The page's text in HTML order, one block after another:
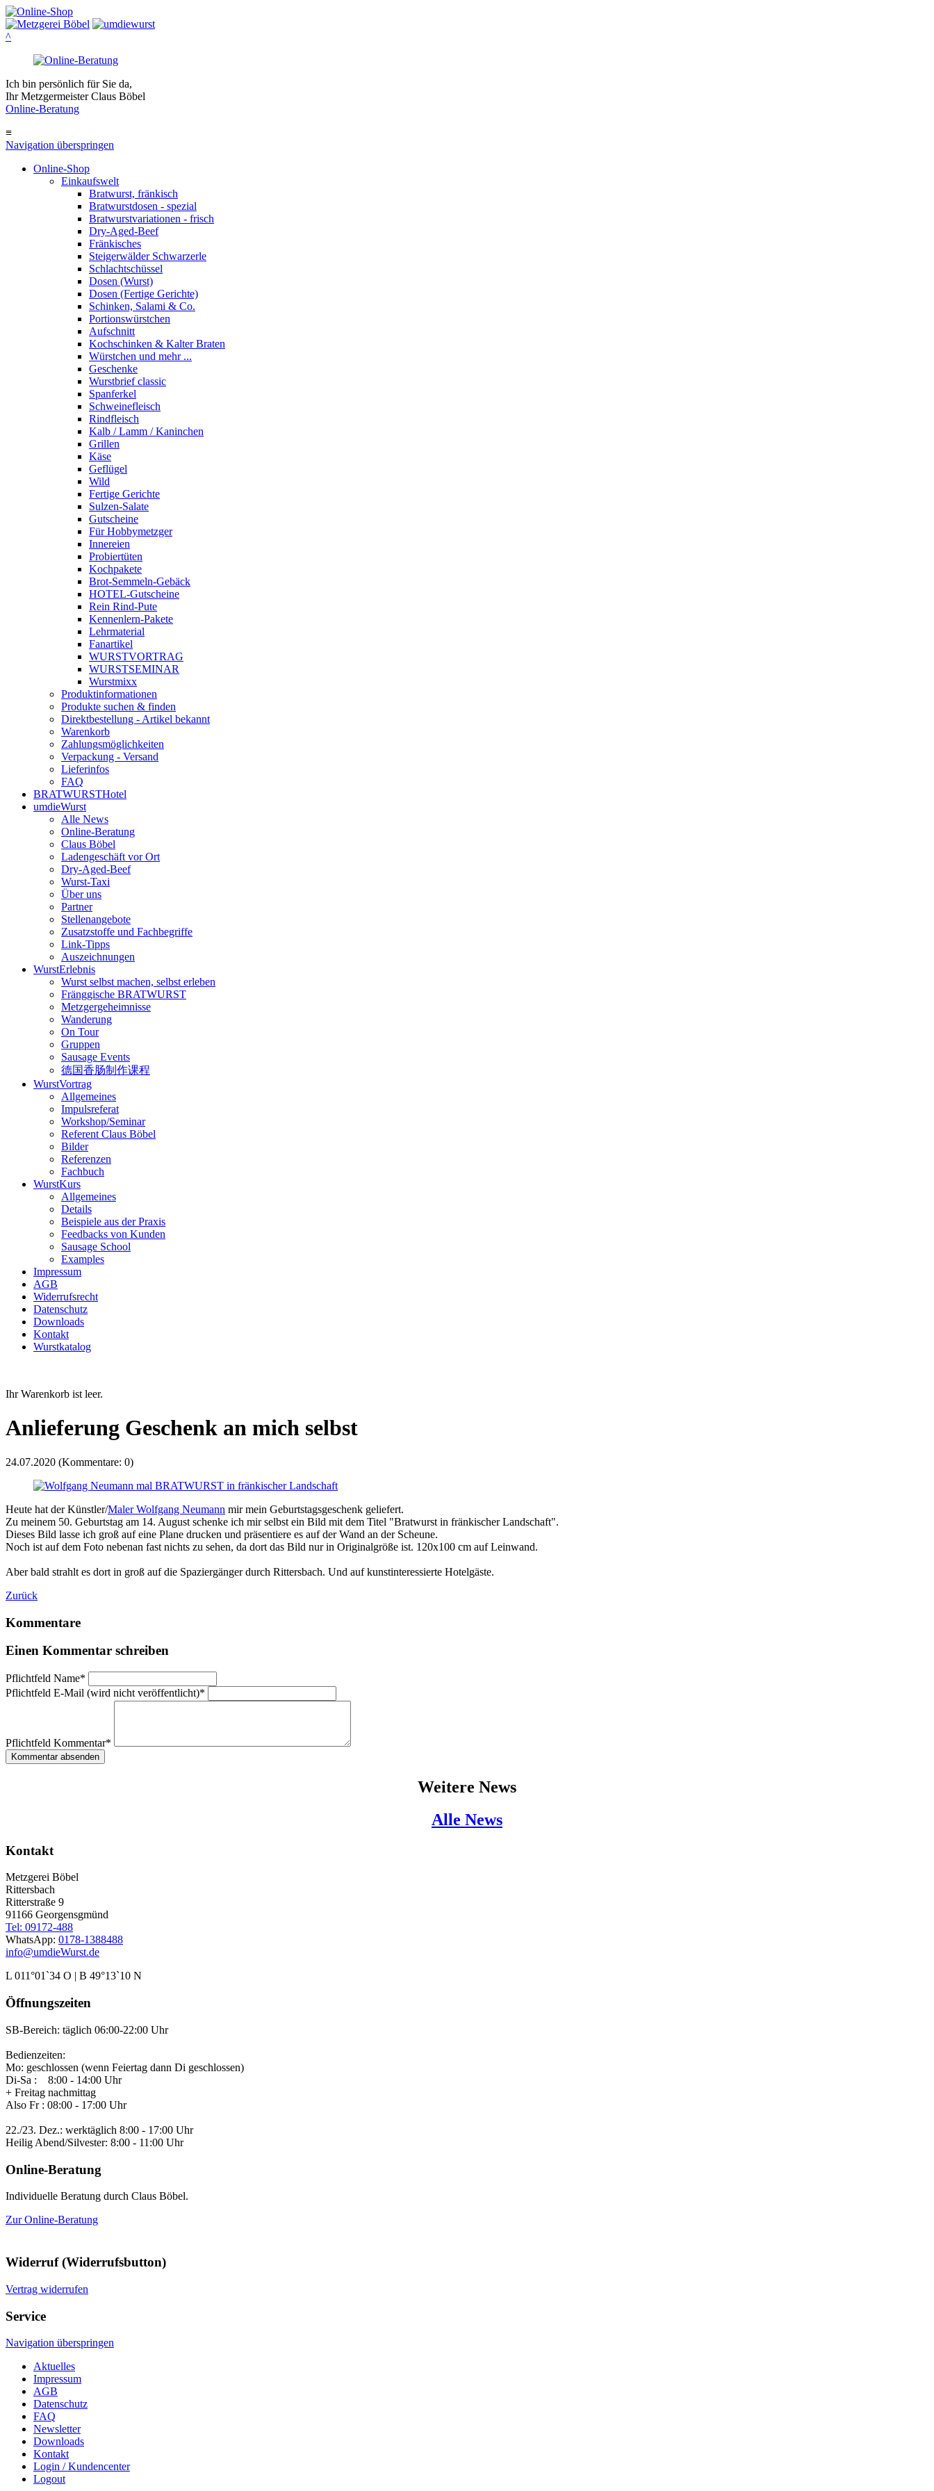
^
Ich bin persönlich für Sie da,
Ihr Metzgermeister Claus Böbel
Online-Beratung
≡
Navigation überspringen
Online-Shop
Einkaufswelt
Bratwurst, fränkisch
Bratwurst­dosen - spezial
Bratwurst­variationen - frisch
Dry-Aged-Beef
Fränkisches
Steigerwälder Schwarzerle
Schlacht­schüssel
Dosen (Wurst)
Dosen (Fertige Gerichte)
Schinken, Salami & Co.
Portions­würstchen
Aufschnitt
Kochschinken & Kalter Braten
Würstchen und mehr ...
Geschenke
Wurstbrief classic
Spanferkel
Schweine­fleisch
Rindfleisch
Kalb / Lamm / Kaninchen
Grillen
Käse
Geflügel
Wild
Fertige Gerichte
Sulzen-Salate
Gutscheine
Für Hobbymetzger
Innereien
Probiertüten
Kochpakete
Brot-Semmeln-Gebäck
HOTEL-Gutscheine
Rein Rind-Pute
Kennenlern-Pakete
Lehrmaterial
Fanartikel
WURST­VORTRAG
WURST­SEMINAR
Wurstmixx
Produktinformationen
Produkte suchen & finden
Direktbestellung - Artikel bekannt
Warenkorb
Zahlungsmöglichkeiten
Verpackung - Versand
Lieferinfos
FAQ
BRATWURSTHotel
umdieWurst
Alle News
Online-Beratung
Claus Böbel
Ladengeschäft vor Ort
Dry-Aged-Beef
Wurst-Taxi
Über uns
Partner
Stellenangebote
Zusatzstoffe und Fachbegriffe
Link-Tipps
Auszeichnungen
WurstErlebnis
Wurst selbst machen, selbst erleben
Fränggische BRATWURST
Metzgergeheimnisse
Wanderung
On Tour
Gruppen
Sausage Events
德国香肠制作课程
WurstVortrag
Allgemeines
Impulsreferat
Workshop/Seminar
Referent Claus Böbel
Bilder
Referenzen
Fachbuch
WurstKurs
Allgemeines
Details
Beispiele aus der Praxis
Feedbacks von Kunden
Sausage School
Examples
Impressum
AGB
Widerrufsrecht
Datenschutz
Downloads
Kontakt
Wurstkatalog
Ihr Warenkorb ist leer.
Anlieferung Geschenk an mich selbst
24.07.2020 (Kommentare: 0)
Heute hat der Künstler/Maler Wolfgang Neumann mir mein Geburtstagsgeschenk geliefert.
Zu meinem 50. Geburtstag am 14. August schenke ich mir selbst ein Bild mit dem Titel "Bratwurst in fränkischer Landschaft".
Dieses Bild lasse ich groß auf eine Plane drucken und präsentiere es auf der Wand an der Scheune.
Noch ist auf dem Foto nebenan fast nichts zu sehen, da dort das Bild nur in Originalgröße ist. 120x100 cm auf Leinwand.
Aber bald strahlt es dort in groß auf die Spaziergänger durch Rittersbach. Und auf kunstinteressierte Hotelgäste.
Zurück
Kommentare
Einen Kommentar schreiben
Pflichtfeld Name*
Pflichtfeld E-Mail (wird nicht veröffentlicht)*
Pflichtfeld Kommentar*
Kommentar absenden
Weitere News
Alle News
Kontakt
Metzgerei Böbel
Rittersbach
Ritterstraße 9
91166 Georgensgmünd
Tel: 09172-488
WhatsApp: 0178-1388488
info@umdieWurst.de
L 011°01`34 O | B 49°13`10 N
Öffnungszeiten
SB-Bereich: täglich 06:00-22:00 Uhr
Bedienzeiten:
Mo: geschlossen (wenn Feiertag dann Di geschlossen)
Di-Sa : 8:00 - 14:00 Uhr
+ Freitag nachmittag
Also Fr : 08:00 - 17:00 Uhr
22./23. Dez.: werktäglich 8:00 - 17:00 Uhr
Heilig Abend/Silvester: 8:00 - 11:00 Uhr
Online-Beratung
Individuelle Beratung durch Claus Böbel.
Zur Online-Beratung
Widerruf (Widerrufsbutton)
Vertrag widerrufen
Service
Navigation überspringen
Aktuelles
Impressum
AGB
Datenschutz
FAQ
Newsletter
Downloads
Kontakt
Login / Kundencenter
Logout